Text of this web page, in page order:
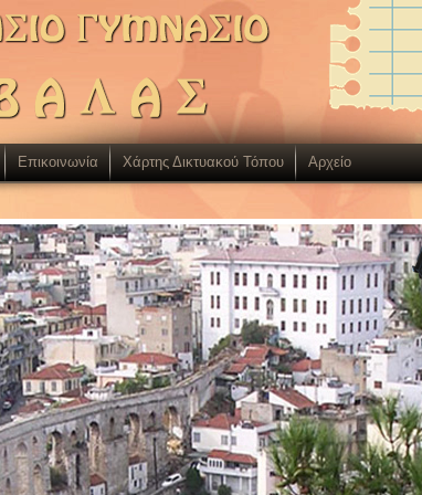
Επικοινωνία Χάρτης Δικτυακού Τόπου Aρχείο